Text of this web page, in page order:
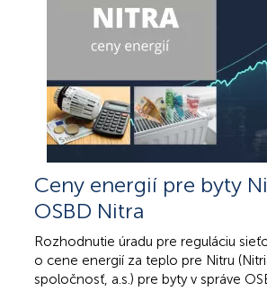
Ceny energií pre byty
OSBD Nitra
Rozhodnutie úradu pre reguláciu
o cene energií za teplo pre Nitru
spoločnosť, a.s.) pre byty v správe